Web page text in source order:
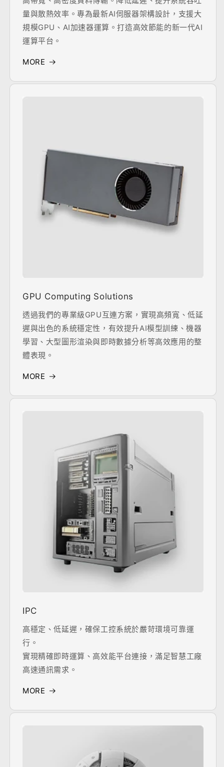
量與散熱效率。專為最新AI伺服器架構設計，支援大
規模GPU、AI加速器運算。打造高效節能的新一代AI
運算平台。
MORE
GPU Computing Solutions
透過我們的專業級GPU互連方案，實現高頻寬、低延
遲與出色的系統穩定性，有效提升AI模型訓練、機器
學習、大型圖形渲染與即時數據分析等高效應用的整
體表現。
MORE
IPC
高穩定、低延遲，確保工控系統於嚴苛環境可靠運
行。
實現精確即時運算、高效能平台連接，滿足智慧工廠
高速通訊需求。
MORE